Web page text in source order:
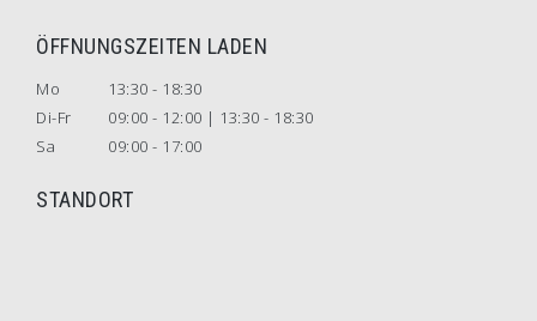
ÖFFNUNGSZEITEN LADEN
Mo
13:30 - 18:30
Di-Fr
09:00 - 12:00 | 13:30 - 18:30
Sa
09:00 - 17:00
STANDORT